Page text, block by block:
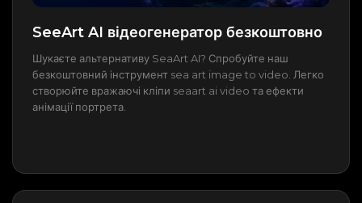
SeeArt AI відеогенератор безкоштовно
Шукаєте альтернативу SeaArt AI? Спробуйте наш
безкоштовний інструмент sea art image to video. Легко
створюйте вражаючі кліпи seaart ai video та ефекти
анімації портрета.